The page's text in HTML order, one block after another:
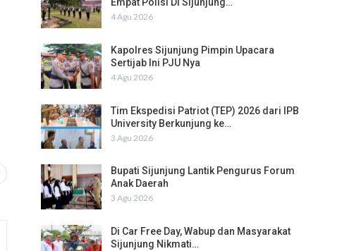
Empat Polisi Di Sijunjung…
4 Agu 2026
Kapolres Sijunjung Pimpin Upacara
Sertijab Ini PJU Nya
4 Agu 2026
Tim Ekspedisi Patriot (TEP) 2026 dari IPB
University Berkunjung ke…
3 Agu 2026
Bupati Sijunjung Lantik Pengurus Forum
Anak Daerah
3 Agu 2026
Di Car Free Day, Wabup dan Masyarakat
Sijunjung Nikmati…